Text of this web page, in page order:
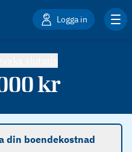
Logga in
kr
din boendekostnad